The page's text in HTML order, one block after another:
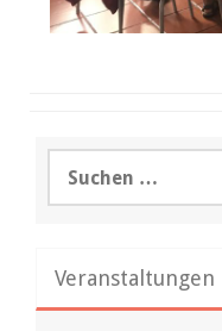
nach:
Veranstaltungen